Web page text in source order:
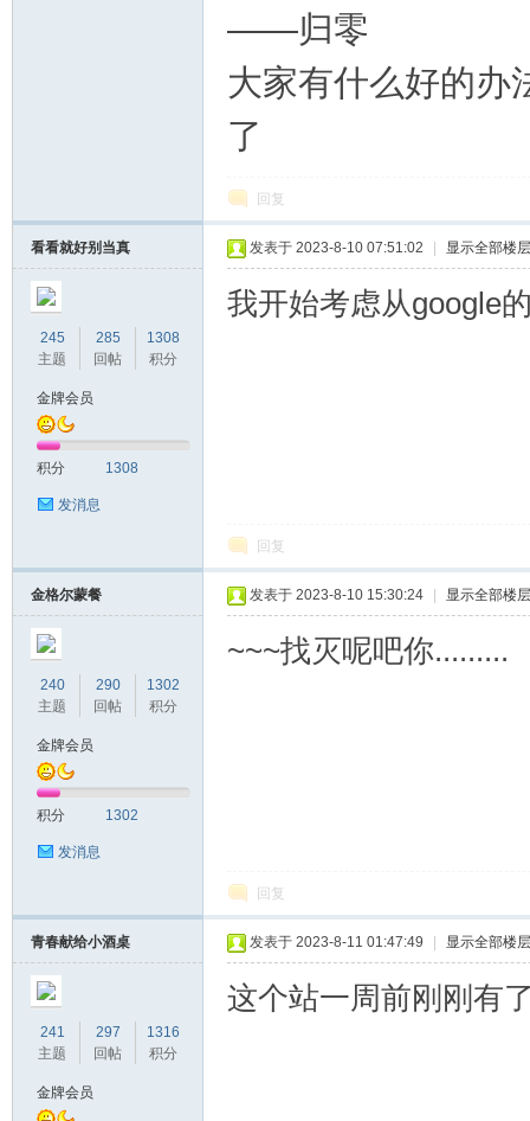
——归零
大家有什么好的办
了
回复
看看就好别当真
245
主题
285
回帖
1308
积分
金牌会员
积分 1308
发消息
发表于 2023-8-10 07:51:02 显示全部楼层
我开始考虑从google
回复
金格尔蒙餐
240
主题
290
回帖
1302
积分
金牌会员
积分 1302
发消息
发表于 2023-8-10 15:30:24 显示全部楼层
~~~找灭呢吧你.........
回复
青春献给小酒桌
241
主题
297
回帖
1316
积分
金牌会员
发表于 2023-8-11 01:47:49 显示全部楼层
这个站一周前刚刚有